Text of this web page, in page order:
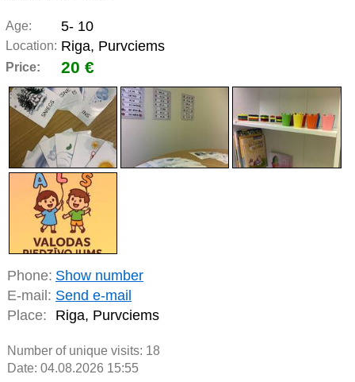
Age: 5- 10
Location: Riga, Purvciems
Price: 20 €
Phone: Show number
E-mail: Send e-mail
Place:
Riga, Purvciems
Number of unique visits: 18
Date: 04.08.2026 15:55